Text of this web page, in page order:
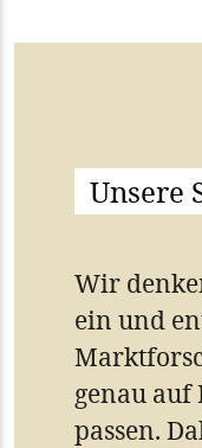
Unsere
Wir
ein und
genau
passen.